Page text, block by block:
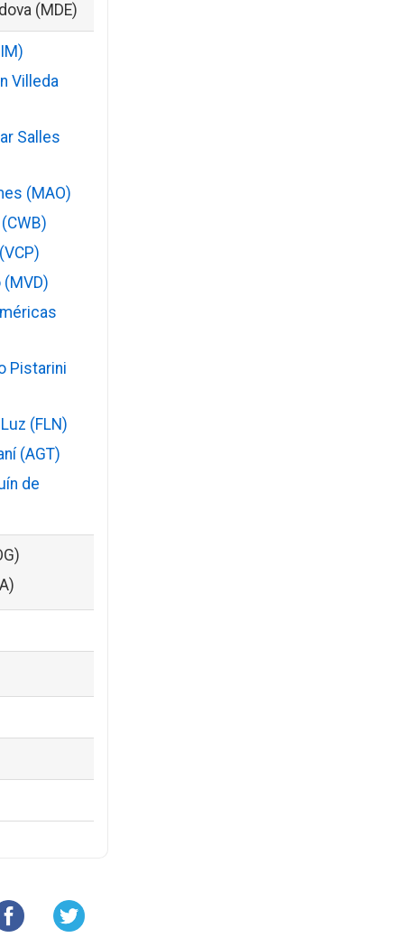
(MDE)
Villeda
Salles
(MAO)
Pistarini
(FLN)
(AGT)
de